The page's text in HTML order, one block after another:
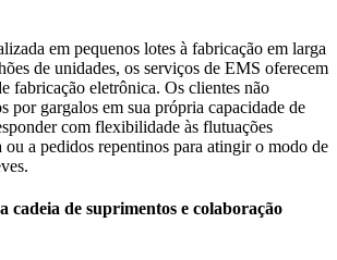
em pequenos lotes à fabricação em larga
de unidades, os serviços de EMS oferecem
fabricação eletrônica. Os clientes não
por gargalos em sua própria capacidade de
com flexibilidade às flutuações
ou a pedidos repentinos para atingir o modo de
cadeia de suprimentos e colaboração